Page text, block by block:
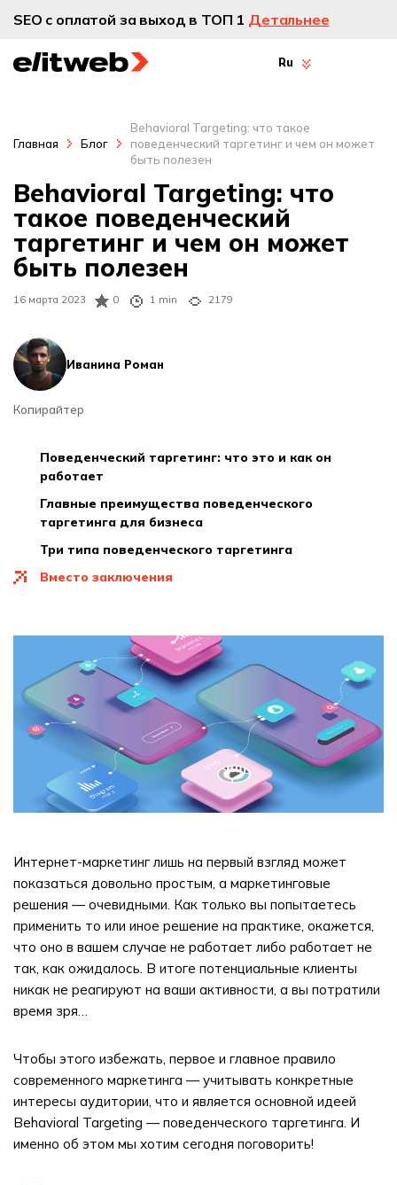
SEO с оплатой за выход в ТОП 1 Детальнее
Ru
Главная Блог
Behavioral Targeting: что такое
поведенческий таргетинг и чем он может
быть полезен
16 марта 2023 0 1 min 2179
Иванина Роман
Копирайтер
Behavioral Targeting: что
такое поведенческий
таргетинг и чем он может
быть полезен
поведенческий таргетинг: что это и как он
работает
главные преимущества поведенческого
таргетинга для бизнеса
три типа поведенческого таргетинга
вместо заключения
Интернет-маркетинг лишь на первый взгляд может
показаться довольно простым, а маркетинговые
решения — очевидными. Как только вы попытаетесь
применить то или иное решение на практике, окажется,
что оно в вашем случае не работает либо работает не
так, как ожидалось. В итоге потенциальные клиенты
никак не реагируют на ваши активности, а вы потратили
время зря…
Чтобы этого избежать, первое и главное правило
современного маркетинга — учитывать конкретные
интересы аудитории, что и является основной идеей
Behavioral Targeting — поведенческого таргетинга. И
именно об этом мы хотим сегодня поговорить!